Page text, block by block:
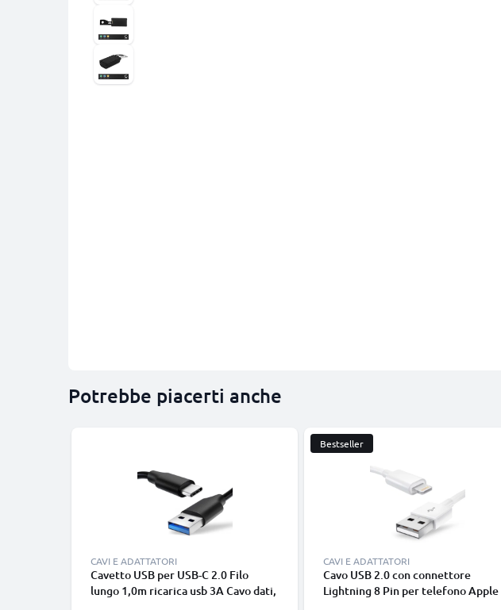
Potrebbe piacerti anche
CAVI E ADATTATORI
Cavetto USB per USB-C 2.0 Filo
lungo 1,0m ricarica usb 3A Cavo dati,
Bestseller
CAVI E ADATTATORI
Cavo USB 2.0 con connettore
Lightning 8 Pin per telefono Apple